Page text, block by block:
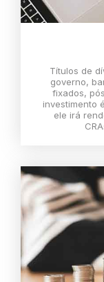
Títulos de
governo,
fixados,
investimento
ele irá